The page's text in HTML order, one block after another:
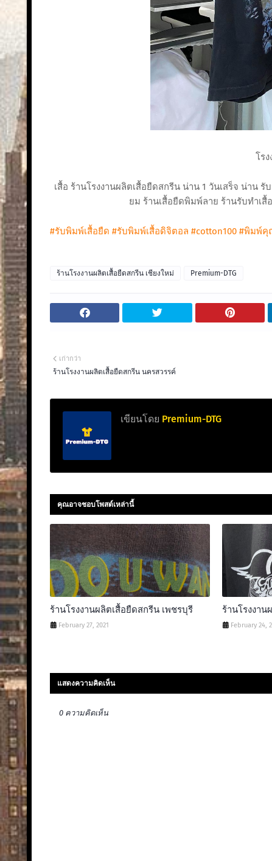
โร
เสื้อ ร้านโรงงานผลิตเสื้อยืดสกรีน น่าน 1 วันเสร็จ น่าน
ยม ร้านเสื้อยืดพิมพ์ลาย ร้านรับทำเสื้
#รับพิมพ์เสื้อยืด #รับพิมพ์เสื้อดิจิตอล #cotton100 #พิมพ์คุ
ร้านโรงงานผลิตเสื้อยืดสกรีน เชียงใหม่ Premium-DTG
เก่ากว่า
ร้านโรงงานผลิตเสื้อยืดสกรีน นครสวรรค์
เขียนโดย Premium-DTG
คุณอาจชอบโพสต์เหล่านี้
ร้านโรงงานผลิตเสื้อยืดสกรีน เพชรบุรี
February 27, 2021
ร้านโรงงา
February 24,
แสดงความคิดเห็น
0 ความคิดเห็น